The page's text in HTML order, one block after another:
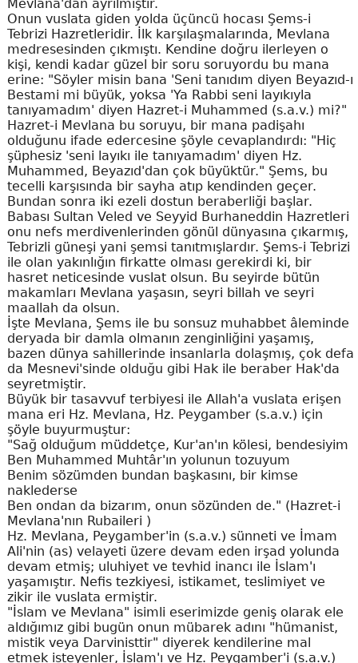
Mevlana'dan ayrılmıştır.
Onun vuslata giden yolda üçüncü hocası Şems-i
Tebrizi Hazretleridir. İlk karşılaşmalarında, Mevlana
medresesinden çıkmıştı. Kendine doğru ilerleyen o
kişi, kendi kadar güzel bir soru soruyordu bu mana
erine: "Söyler misin bana 'Seni tanıdım diyen Beyazıd-ı
Bestami mi büyük, yoksa 'Ya Rabbi seni layıkıyla
tanıyamadım' diyen Hazret-i Muhammed (s.a.v.) mi?"
Hazret-i Mevlana bu soruyu, bir mana padişahı
olduğunu ifade edercesine şöyle cevaplandırdı: "Hiç
şüphesiz 'seni layıkı ile tanıyamadım' diyen Hz.
Muhammed, Beyazıd'dan çok büyüktür." Şems, bu
tecelli karşısında bir sayha atıp kendinden geçer.
Bundan sonra iki ezeli dostun beraberliği başlar.
Babası Sultan Veled ve Seyyid Burhaneddin Hazretleri
onu nefs merdivenlerinden gönül dünyasına çıkarmış,
Tebrizli güneşi yani şemsi tanıtmışlardır. Şems-i Tebrizi
ile olan yakınlığın firkatte olması gerekirdi ki, bir
hasret neticesinde vuslat olsun. Bu seyirde bütün
makamları Mevlana yaşasın, seyri billah ve seyri
maallah da olsun.
İşte Mevlana, Şems ile bu sonsuz muhabbet âleminde
deryada bir damla olmanın zenginliğini yaşamış,
bazen dünya sahillerinde insanlarla dolaşmış, çok defa
da Mesnevi'sinde olduğu gibi Hak ile beraber Hak'da
seyretmiştir.
Büyük bir tasavvuf terbiyesi ile Allah'a vuslata erişen
mana eri Hz. Mevlana, Hz. Peygamber (s.a.v.) için
şöyle buyurmuştur:
"Sağ olduğum müddetçe, Kur'an'ın kölesi, bendesiyim
Ben Muhammed Muhtâr'ın yolunun tozuyum
Benim sözümden bundan başkasını, bir kimse
naklederse
Ben ondan da bizarım, onun sözünden de." (Hazret-i
Mevlana'nın Rubaileri )
Hz. Mevlana, Peygamber'in (s.a.v.) sünneti ve İmam
Ali'nin (as) velayeti üzere devam eden irşad yolunda
devam etmiş; uluhiyet ve tevhid inancı ile İslam'ı
yaşamıştır. Nefis tezkiyesi, istikamet, teslimiyet ve
zikir ile vuslata ermiştir.
"İslam ve Mevlana" isimli eserimizde geniş olarak ele
aldığımız gibi bugün onun mübarek adını "hümanist,
mistik veya Darvinisttir" diyerek kendilerine mal
etmek isteyenler, İslam'ı ve Hz. Peygamber'i (s.a.v.)